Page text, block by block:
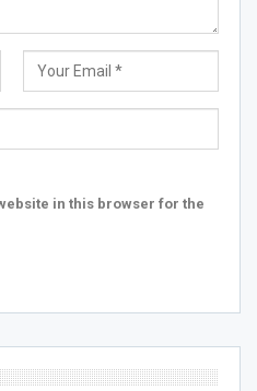
in this browser for the